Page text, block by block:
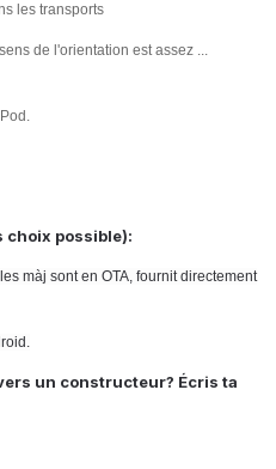
les transports
de l'orientation est assez ...
choix possible):
màj sont en OTA, fournit directement
un constructeur? Écris ta